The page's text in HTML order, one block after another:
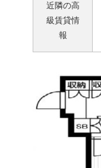
近隣の高
級賃貸情
報